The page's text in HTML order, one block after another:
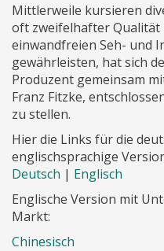
Mittlerweile kursieren
oft zweifelhafter Qualität
einwandfreien Seh- und
gewährleisten, hat sich
Produzent gemeinsam
Franz Fitzke,
zu stellen.
Hier die Links für die
englischsprachige
Deutsch | Englisch
Englische Version mit
Markt:
Chinesisch